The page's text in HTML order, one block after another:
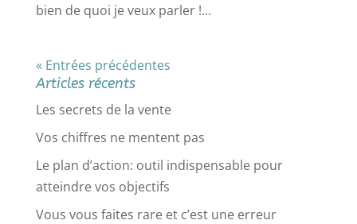
bien de quoi je veux parler !...
« Entrées précédentes
Articles récents
Les secrets de la vente
Vos chiffres ne mentent pas
Le plan d’action: outil indispensable pour
atteindre vos objectifs
Vous vous faites rare et c’est une erreur